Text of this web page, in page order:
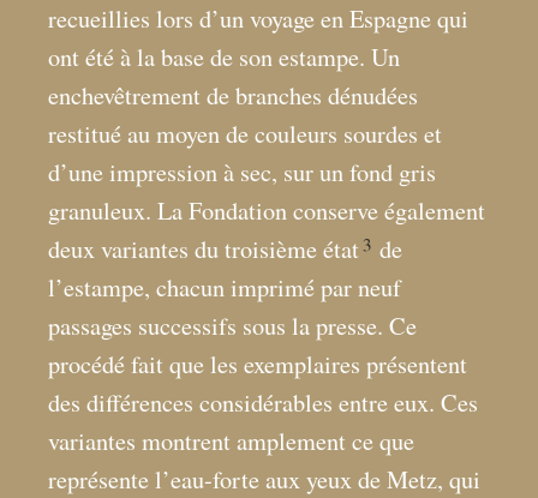
recueillies lors d’un voyage en Espagne qui
ont été à la base de son estampe. Un
enchevêtrement de branches dénudées
restitué au moyen de couleurs sourdes et
d’une impression à sec, sur un fond gris
granuleux. La Fondation conserve également
deux variantes du troisième état 3 de
l’estampe, chacun imprimé par neuf
passages successifs sous la presse. Ce
procédé fait que les exemplaires présentent
des différences considérables entre eux. Ces
variantes montrent amplement ce que
représente l’eau-forte aux yeux de Metz, qui